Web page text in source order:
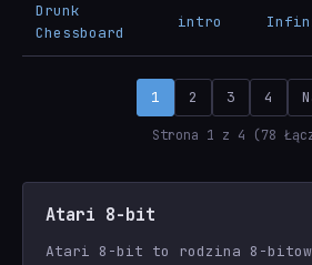
Drunk
Chessboard
intro
1 2 3 4
Strona 1 z 4 (78
Atari 8-bit
Atari 8-bit to rodzina 8-